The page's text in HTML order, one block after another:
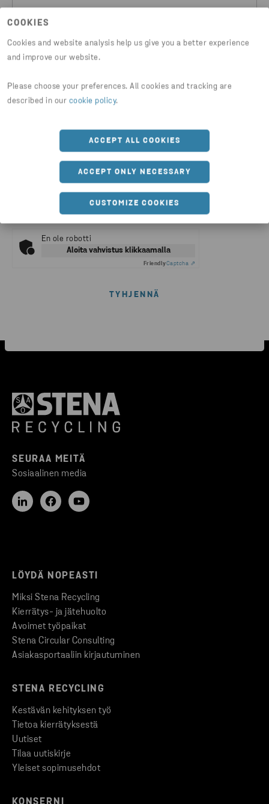
COOKIES
Cookies and website analysis help us give you a better experience
and improve our website.
Please choose your preferences. All cookies and tracking are
described in our cookie policy.
ACCEPT ALL COOKIES
ACCEPT ONLY NECESSARY
CUSTOMIZE COOKIES
Viestini
Rekisteröitymällä Stena Metall Groupin digitaalisiin kanaviin,
annat suostumuksen henkilötietojesi käsittelyyn
henkilötietojen käsittelyyn-sivulla kuvatulla tavalla.
Hyväksyn yllä mainitut ehdot
En ole robotti
Aloita vahvistus klikkaamalla
FriendlyCaptcha ⇗
SEURAA MEITÄ
Sosiaalinen media
LÖYDÄ NOPEASTI
Miksi Stena Recycling
Kierrätys- ja jätehuolto
Avoimet työpaikat
Stena Circular Consulting
Asiakasportaaliin kirjautuminen
STENA RECYCLING
Kestävän kehityksen työ
Tietoa kierrätyksestä
Uutiset
Tilaa uutiskirje
Yleiset sopimusehdot
KONSERNI